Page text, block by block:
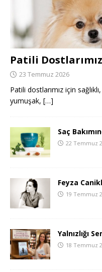
Patili
23 Temmuz 2026
Patili dostlarımız için
yumuşak, […]
Saç
22 Temmuz
Feyza
19 Temmuz
Yalnızlığı
18 Temmuz